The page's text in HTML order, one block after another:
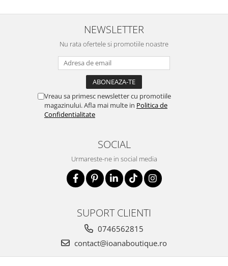
NEWSLETTER
Nu rata ofertele si promotiile noastre
Vreau sa primesc newsletter cu promotiile
magazinului. Afla mai multe in Politica de
Confidentialitate
SOCIAL
Urmareste-ne in social media
SUPORT CLIENTI
0746562815
contact@ioanaboutique.ro